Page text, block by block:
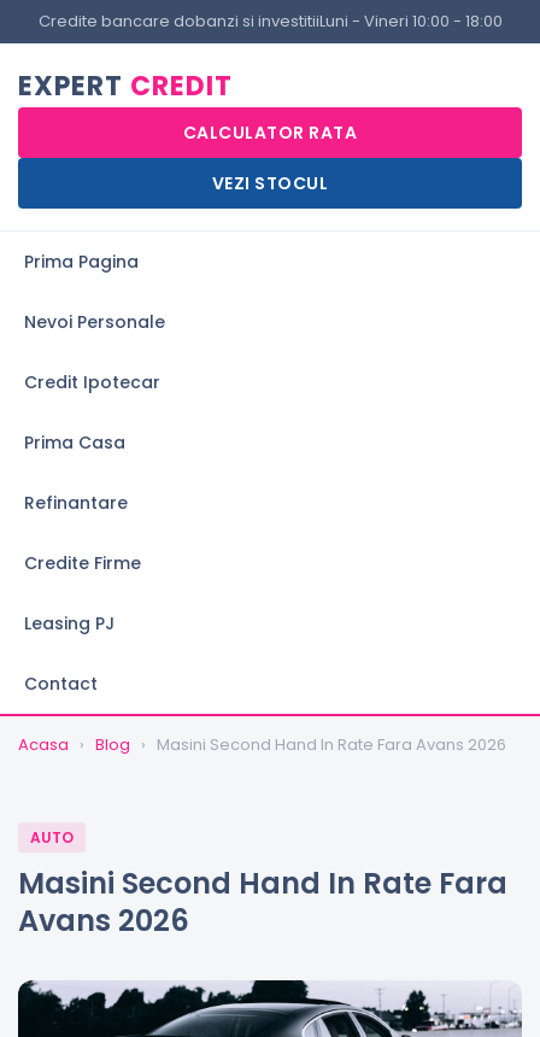
Credite bancare dobanzi si investitiiLuni - Vineri 10:00 - 18:00
EXPERT CREDIT
CALCULATOR RATA
VEZI STOCUL
Prima Pagina
Nevoi Personale
Credit Ipotecar
Prima Casa
Refinantare
Credite Firme
Leasing PJ
Contact
Acasa › Blog › Masini Second Hand In Rate Fara Avans 2026
AUTO
Masini Second Hand In Rate Fara
Avans 2026